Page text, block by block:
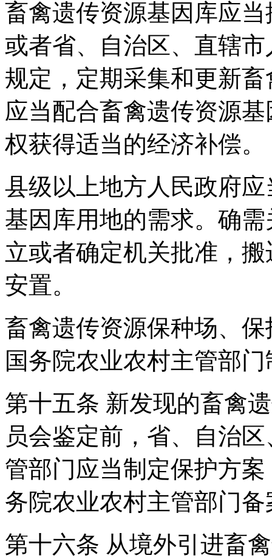
畜禽遗传资源基因库应
或者省、自治区、直辖
规定，定期采集和更新
应当配合畜禽遗传资源
权获得适当的经济补偿。
县级以上地方人民政府
基因库用地的需求。确
立或者确定机关批准，
安置。
畜禽遗传资源保种场、
国务院农业农村主管部
第十五条 新发现的畜禽
员会鉴定前，省、自治
管部门应当制定保护方
务院农业农村主管部门备
第十六条 从境外引进畜